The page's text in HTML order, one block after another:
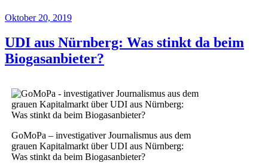
Oktober 20, 2019
UDI aus Nürnberg: Was stinkt da beim
Biogasanbieter?
GoMoPa – investigativer Journalismus aus dem
grauen Kapitalmarkt über UDI aus Nürnberg:
Was stinkt da beim Biogasanbieter?